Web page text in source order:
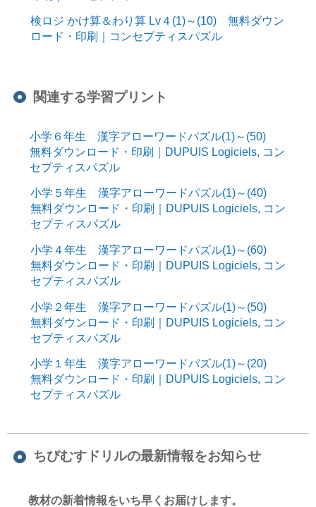
検ロジ かけ算＆わり算 Lv４(1)～(10) 無料ダウン
ロード・印刷｜コンセプティスパズル
関連する学習プリント
小学６年生 漢字アローワードパズル(1)～(50)
無料ダウンロード・印刷｜DUPUIS Logiciels, コン
セプティスパズル
小学５年生 漢字アローワードパズル(1)～(40)
無料ダウンロード・印刷｜DUPUIS Logiciels, コン
セプティスパズル
小学４年生 漢字アローワードパズル(1)～(60)
無料ダウンロード・印刷｜DUPUIS Logiciels, コン
セプティスパズル
小学２年生 漢字アローワードパズル(1)～(50)
無料ダウンロード・印刷｜DUPUIS Logiciels, コン
セプティスパズル
小学１年生 漢字アローワードパズル(1)～(20)
無料ダウンロード・印刷｜DUPUIS Logiciels, コン
セプティスパズル
ちびむすドリルの最新情報をお知らせ
教材の新着情報をいち早くお届けします。